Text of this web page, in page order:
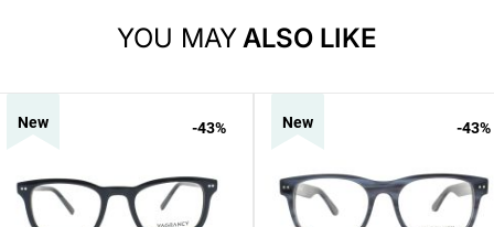
YOU MAYALSO LIKE
New -43% New -43%